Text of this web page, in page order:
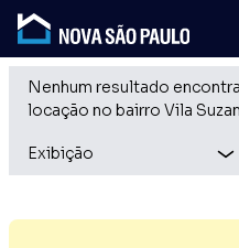
Nenhum resultado
locação no bairro Vila